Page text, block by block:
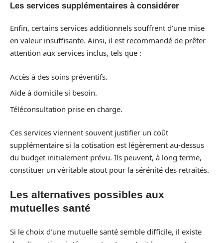
Les services supplémentaires à considérer
Enfin, certains services additionnels souffrent d’une mise
en valeur insuffisante. Ainsi, il est recommandé de prêter
attention aux services inclus, tels que :
Accès à des soins préventifs.
Aide à domicile si besoin.
Téléconsultation prise en charge.
Ces services viennent souvent justifier un coût
supplémentaire si la cotisation est légèrement au-dessus
du budget initialement prévu. Ils peuvent, à long terme,
constituer un véritable atout pour la sérénité des retraités.
Les alternatives possibles aux
mutuelles santé
Si le choix d’une mutuelle santé semble difficile, il existe